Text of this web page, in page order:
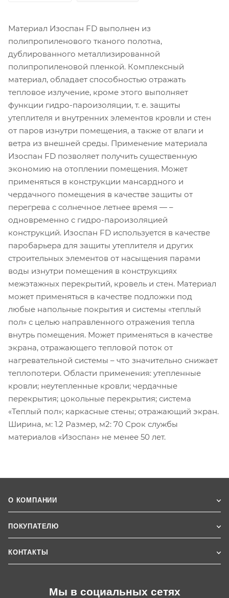
Материал Изоспан FD выполнен из
полипропиленового тканого полотна,
дублированного металлизированной
полипропиленовой пленкой. Комплексный
материал, обладает способностью отражать
тепловое излучение, кроме этого выполняет
функции гидро-пароизоляции, т. е. защиты
утеплителя и внутренних элементов кровли и стен
от паров изнутри помещения, а также от влаги и
ветра из внешней среды. Применение материала
Изоспан FD позволяет получить существенную
экономию на отоплении помещения. Может
применяться в конструкции мансардного и
чердачного помещения в качестве защиты от
перегрева с солнечное летнее время — –
одновременно с гидро-пароизоляцией
конструкций. Изоспан FD используется в качестве
паробарьера для защиты утеплителя и других
строительных элементов от насыщения парами
воды изнутри помещения в конструкциях
межэтажных перекрытий, кровель и стен. Материал
может применяться в качестве подложки под
любые напольные покрытия и системы «теплый
пол» с целью направленного отражения тепла
внутрь помещения. Может применяться в качестве
экрана, отражающего тепловой поток от
нагревательной системы – что значительно снижает
теплопотери. Области применения: утепленные
кровли; неутепленные кровли; чердачные
перекрытия; цокольные перекрытия; система
«Теплый пол»; каркасные стены; отражающий экран.
Ширина, м: 1.2 Размер, м2: 70 Срок службы
материалов «Изоспан» не менее 50 лет.
О КОМПАНИИ
ПОКУПАТЕЛЮ
КОНТАКТЫ
Мы в социальных сетях